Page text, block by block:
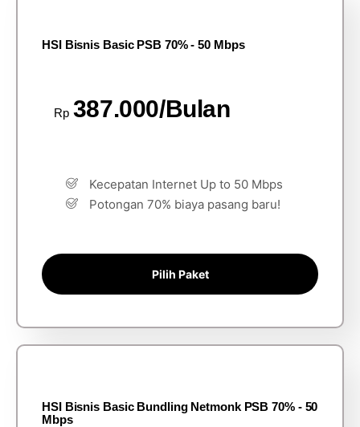
HSI Bisnis Basic PSB 70% - 50 Mbps
Rp 387.000/Bulan
Kecepatan Internet Up to 50 Mbps
Potongan 70% biaya pasang baru!
Pilih Paket
HSI Bisnis Basic Bundling Netmonk PSB 70% - 50
Mbps